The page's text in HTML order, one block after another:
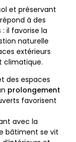
et préservant
à des
il favorise la
naturelle
extérieurs
climatique.
des espaces
prolongement
favorisent
avec la
bâtiment se vit